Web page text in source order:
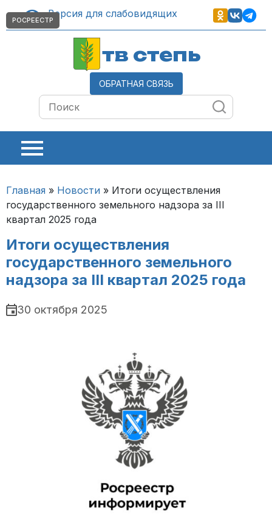
Версия для слабовидящих
тв степь
ОБРАТНАЯ СВЯЗЬ
Главная » Новости » Итоги осуществления
государственного земельного надзора за III
квартал 2025 года
Итоги осуществления
государственного земельного
надзора за III квартал 2025 года
РОСРЕЕСТР
30 октября 2025